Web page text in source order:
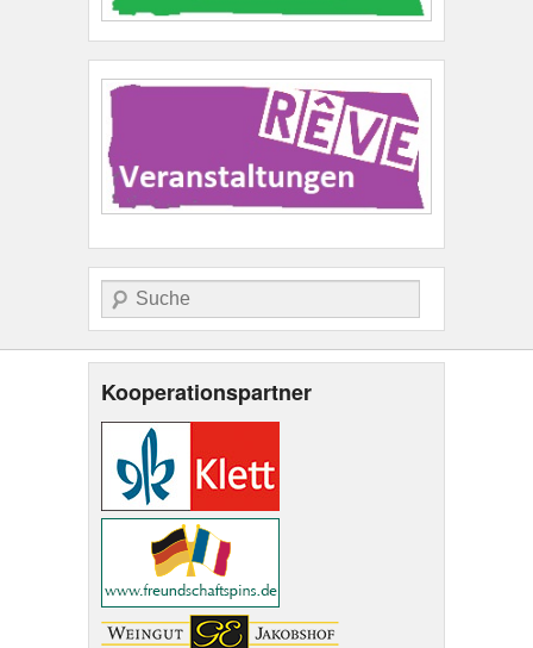
Suche
Kooperationspartner